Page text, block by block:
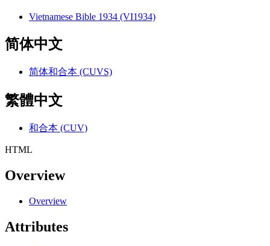
Vietnamese Bible 1934 (VI1934)
简体中文
简体和合本 (CUVS)
繁體中文
和合本 (CUV)
HTML
Overview
Overview
Attributes